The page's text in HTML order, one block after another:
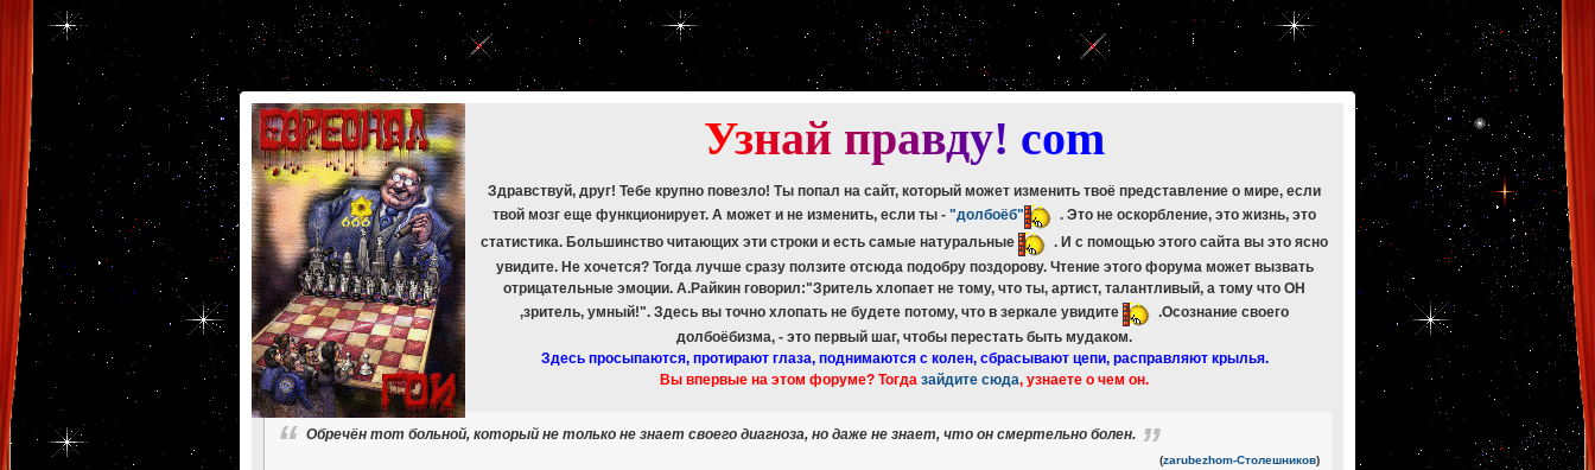
[phpBB Debug] PHP Warning : in file [ROOT]/phpbb/db/driver/mysqli.php
mysqli_fetch_assoc(): Couldn't fetch mysqli_result
[phpBB Debug] PHP Warning
[ROOT]/phpbb/db/driver/mysqli.php
mysqli_free_result(): Couldn't fetch mysqli_result
[phpBB Debug] PHP Warning
: in file [ROOT]/phpbb/db/driver/mysqli.php 265 :mysqli_fetch_assoc(): Couldn't fetch mysqli_result
[phpBB Debug] PHP Warning
: in file [ROOT]/phpbb/db/driver/mysqli.php on line 329 :mysqli_free_result(): Couldn't fetch mysqli_result
[phpBB Debug] PHP Warning
[ROOT]/phpbb/db/driver/mysqli.php on line 265 : mysqli_fetch_assoc(): Couldn't fetch mysqli_result
[phpBB Debug] PHP Warning
[ROOT]/phpbb/db/driver/mysqli.php on line mysqli_free_result(): Couldn't fetch mysqli_result
Узнай правду! com
Здравствуй, друг! Тебе крупно повезло! Ты попал на сайт, который может изменить твоё представление о мире, если
твой мозг еще функционирует. А может и не изменить, если ты - "долбоёб"
. Это не оскорбление, это жизнь, это
статистика. Большинство читающих эти строки и есть самые натуральные
. И с помощью этого сайта вы это ясно
увидите. Не хочется? Тогда лучше сразу ползите отсюда подобру поздорову. Чтение этого форума может вызвать
отрицательные эмоции. А.Райкин говорил:"Зритель хлопает не тому, что ты, артист, талантливый, а тому что ОН
,зритель, умный!". Здесь вы точно хлопать не будете потому, что в зеркале увидите
.Осознание своего
долбоёбизма, - это первый шаг, чтобы перестать быть мудаком.
Здесь просыпаются, протирают глаза, поднимаются с колен, сбрасывают цепи, расправляют крылья.
Вы впервые на этом форуме? Тогда зайдите сюда, узнаете о чем он.
Обречён тот больной, который не только не знает своего диагноза, но даже не знает, что он смертельно болен.
(zarubezhom-Столешников)